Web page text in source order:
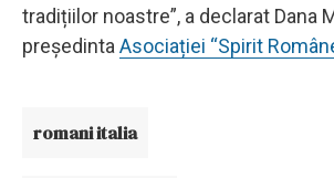
tradițiilor noastre”, a declarat Dana
președintaAsociației “Spirit
romani italia